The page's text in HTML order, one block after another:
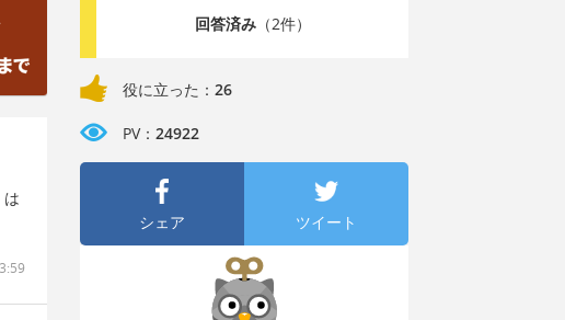
回答済み（2件）
役に立った： 26
PV： 24922
シェア ツイート